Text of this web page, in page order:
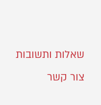
שאלות ותשובות
צור קשר